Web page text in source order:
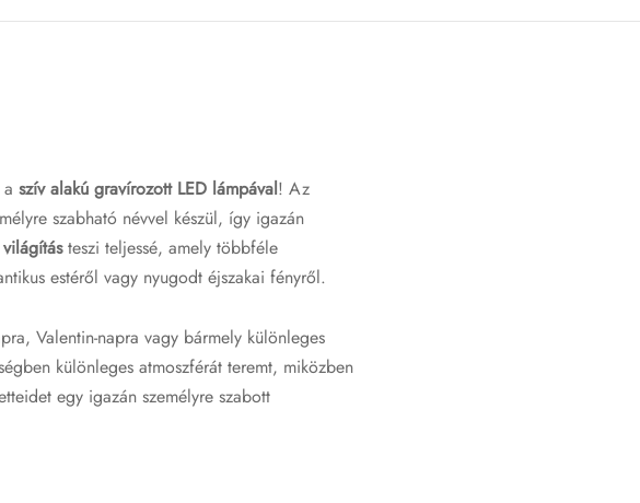
szív alakú gravírozott LED lámpával! Az
szabható névvel készül, így igazán
teszi teljessé, amely többféle
estéről vagy nyugodt éjszakai fényről.
Valentin-napra vagy bármely különleges
különleges atmoszférát teremt, miközben
egy igazán személyre szabott